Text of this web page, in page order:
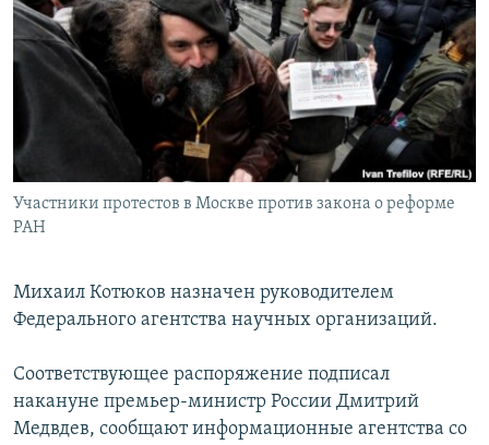
РАСПИСАНИЕ ВЕЩАНИЯ
ПОДПИШИТЕСЬ НА РАССЫЛКУ
СОЦИАЛЬНЫЕ СЕТИ
Участники протестов в Москве против закона о реформе
РАН
Михаил Котюков назначен руководителем
Федерального агентства научных организаций.
Соответствующее распоряжение подписал
накануне премьер-министр России Дмитрий
Медвдев, сообщают информационные агентства со